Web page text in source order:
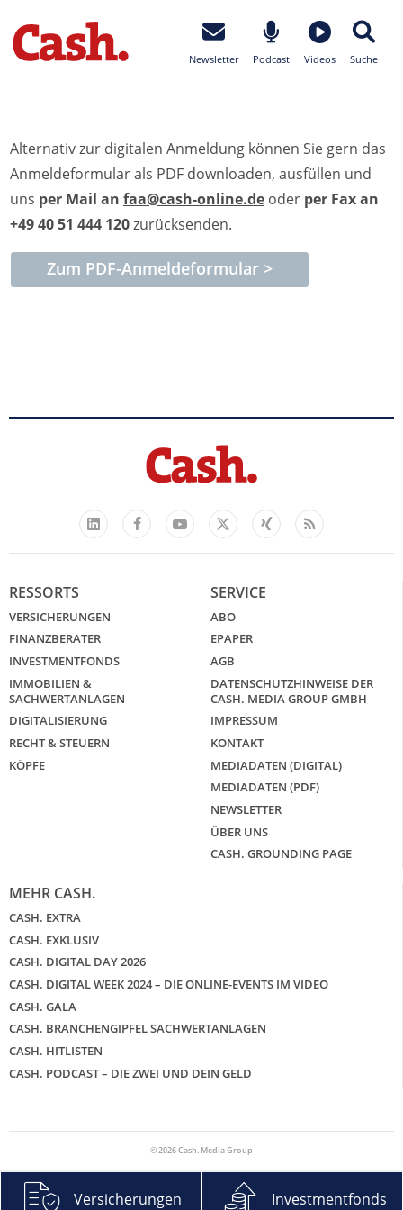
Newsletter Podcast Videos Suche
Alternativ zur digitalen Anmeldung können Sie gern das
Anmeldeformular als PDF downloaden, ausfüllen und
uns per Mail an faa@cash-online.de oder per Fax an
+49 40 51 444 120zurücksenden.
Zum PDF-Anmeldeformular >
LinkedIn
FacebookYouTube
X
Xing Feed
RESSORTS
VERSICHERUNGEN
FINANZBERATER
INVESTMENTFONDS
IMMOBILIEN &
SACHWERTANLAGEN
DIGITALISIERUNG
RECHT & STEUERN
KÖPFE
SERVICE
ABO
EPAPER
AGB
DATENSCHUTZHINWEISE DER
CASH. MEDIA GROUP GMBH
IMPRESSUM
KONTAKT
MEDIADATEN (DIGITAL)
MEDIADATEN (PDF)
NEWSLETTER
ÜBER UNS
CASH. GROUNDING PAGE
MEHR CASH.
CASH. EXTRA
CASH. EXKLUSIV
CASH. DIGITAL DAY 2026
CASH. DIGITAL WEEK 2024 – DIE ONLINE-EVENTS IM VIDEO
CASH. GALA
CASH. BRANCHENGIPFEL SACHWERTANLAGEN
CASH. HITLISTEN
CASH. PODCAST – DIE ZWEI UND DEIN GELD
© 2026 Cash. Media Group
Versicherungen Investmentfonds